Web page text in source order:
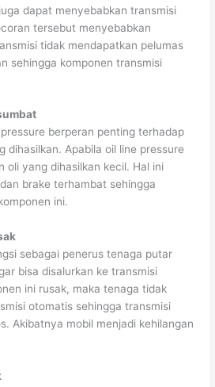
juga dapat menyebabkan transmisi
tersebut menyebabkan
tidak mendapatkan pelumas
sehingga komponen transmisi
berperan penting terhadap
dihasilkan. Apabila oil line pressure
oli yang dihasilkan kecil. Hal ini
brake terhambat sehingga
ini.
sebagai penerus tenaga putar
bisa disalurkan ke transmisi
ini rusak, maka tenaga tidak
otomatis sehingga transmisi
Akibatnya mobil menjadi kehilangan